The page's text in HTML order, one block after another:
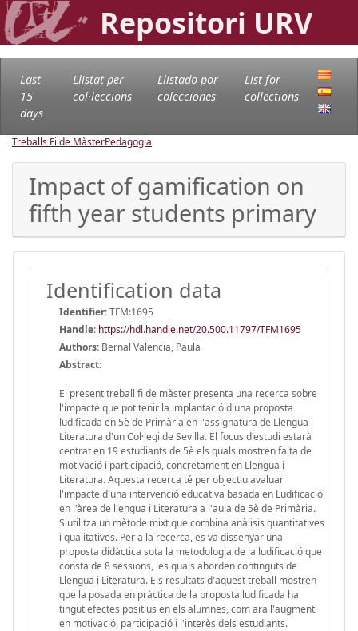
Repositori URV
Last
15
days
Llistat per
col·leccions
Llistado por
colecciones
List for
collections
Treballs Fi de MàsterPedagogia
Impact of gamification on
fifth year students primary
Identification data
Identifier:TFM:1695
Handle: https://hdl.handle.net/20.500.11797/TFM1695
Authors: Bernal Valencia, Paula
Abstract:
El present treball fi de màster presenta una recerca sobre
l'impacte que pot tenir la implantació d'una proposta
ludificada en 5è de Primària en l'assignatura de Llengua i
Literatura d'un Col·legi de Sevilla. El focus d'estudi estarà
centrat en 19 estudiants de 5è els quals mostren falta de
motivació i participació, concretament en Llengua i
Literatura. Aquesta recerca té per objectiu avaluar
l'impacte d'una intervenció educativa basada en Ludificació
en l'àrea de llengua i Literatura a l'aula de 5è de Primària.
S'utilitza un mètode mixt que combina anàlisis quantitatives
i qualitatives. Per a la recerca, es va dissenyar una
proposta didàctica sota la metodologia de la ludificació que
consta de 8 sessions, les quals aborden continguts de
Llengua i Literatura. Els resultats d'aquest treball mostren
que la posada en pràctica de la proposta ludificada ha
tingut efectes positius en els alumnes, com ara l'augment
en motivació, participació i l'interès dels estudiants.